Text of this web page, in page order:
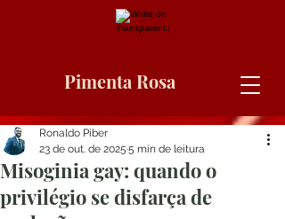
Pimenta Rosa
Misoginia gay: quando o
privilégio se disfarça de
Ronaldo Piber
23 de out. de 2025 5 min de leitura